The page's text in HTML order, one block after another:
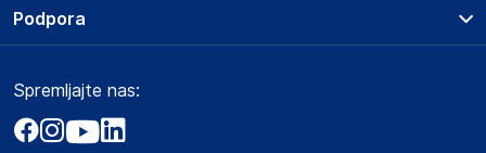
O podjetju
Obvestila za javnost
Akt o digitalnih storitvah
Storitve
Dostava, vnos in odvoz
Zavarovanje izdelkov
Podpora
Marketplace
Kako oddati naročilo?
Spremljajte nas: